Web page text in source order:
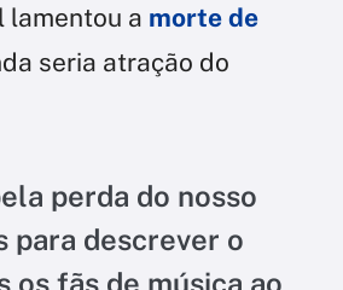
lamentou a morte de
seria atração do
perda do nosso
para descrever o
os fãs de música ao